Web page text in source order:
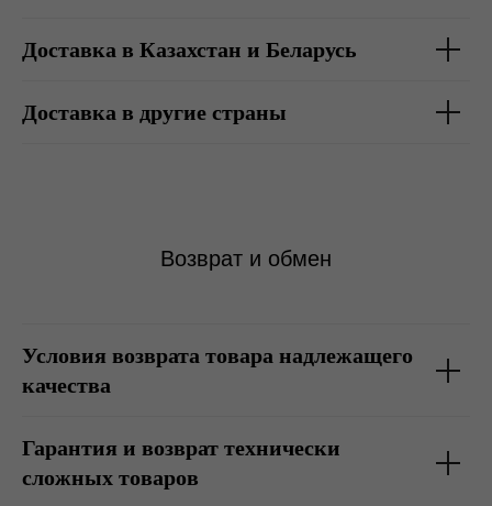
Доставка в Казахстан и Беларусь
Доставка в другие страны
Возврат и обмен
Условия возврата товара надлежащего
качества
Гарантия и возврат технически
сложных товаров